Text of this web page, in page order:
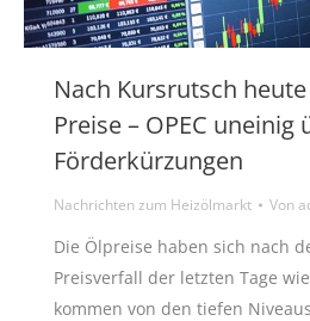
Nach Kursrutsch
Preise – OPEC uneinig
Förderkürzungen
Nachrichten zum Heizölmarkt Von
Die Ölpreise haben sich nach
Preisverfall der letzten Tage
kommen von den tiefen